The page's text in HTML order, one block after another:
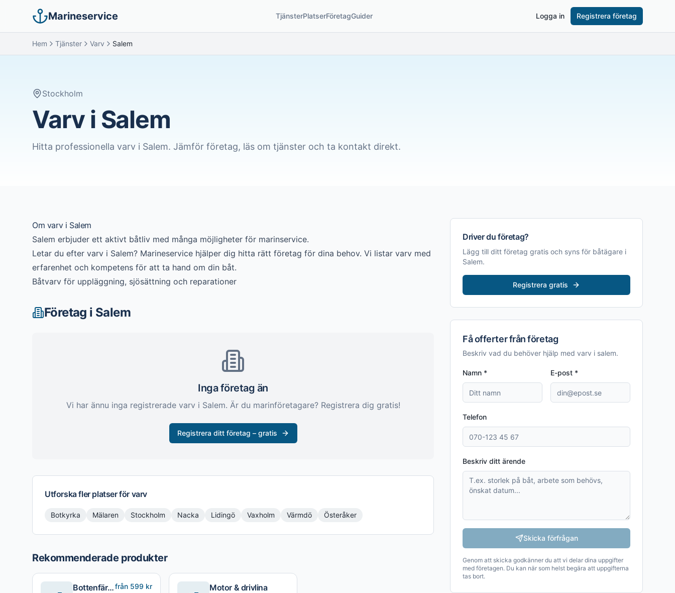
Marineservice TjänsterPlatserFöretagGuider Logga in Registrera företag
Hem Tjänster Varv Salem
Stockholm
Varv i Salem
Hitta professionella varv i Salem. Jämför företag, läs om tjänster och ta kontakt direkt.
Om varvi Salem
Salem erbjuder ett aktivt båtliv med många möjligheter för marinservice.
Letar du efter varv i Salem? Marineservice hjälper dig hitta rätt företag för dina behov. Vi listar varv med
erfarenhet och kompetens för att ta hand om din båt.
Båtvarv för uppläggning, sjösättning och reparationer
Företag i Salem
Inga företag än
Vi har ännu inga registrerade varv i Salem. Är du marinföretagare? Registrera dig gratis!
Registrera ditt företag – gratis
Utforska fler platser för varv
Botkyrka Mälaren Stockholm Nacka Lidingö Vaxholm Värmdö Österåker
Rekommenderade produkter
Bottenfärg från 599 kr Motor & drivlina
Driver du företag?
Lägg till ditt företag gratis och syns för båtägare i
Salem.
Registrera gratis
Få offerter från företag
Beskriv vad du behöver hjälp med varv i salem.
Namn * E-post *
Telefon
Beskriv ditt ärende
Skicka förfrågan
Genom att skicka godkänner du att vi delar dina uppgifter
med företagen. Du kan när som helst begära att uppgifterna
tas bort.